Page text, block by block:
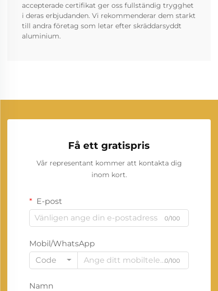
accepterade certifikat ger oss fullständig trygghet
i deras erbjudanden. Vi rekommenderar dem starkt
till andra företag som letar efter skräddarsyddt
aluminium.
Få ett gratispris
Vår representant kommer att kontakta dig
inom kort.
E-post
0/100
Mobil/WhatsApp
Code
0/100
Namn